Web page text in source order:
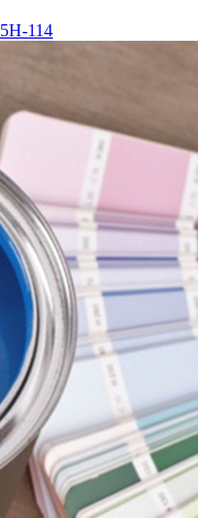
Н-114